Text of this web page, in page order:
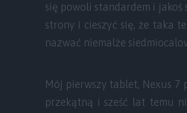
się powoli standardem i
strony i cieszyć się, że taka
nazwać niemalże
Mój pierwszy tablet, Nexus 7
przekątną i sześć lat temu